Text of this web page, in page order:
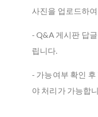
사진을 업로드하
- Q&A 게시판 답
립니다.
- 가능여부 확인
야 처리가 가능합